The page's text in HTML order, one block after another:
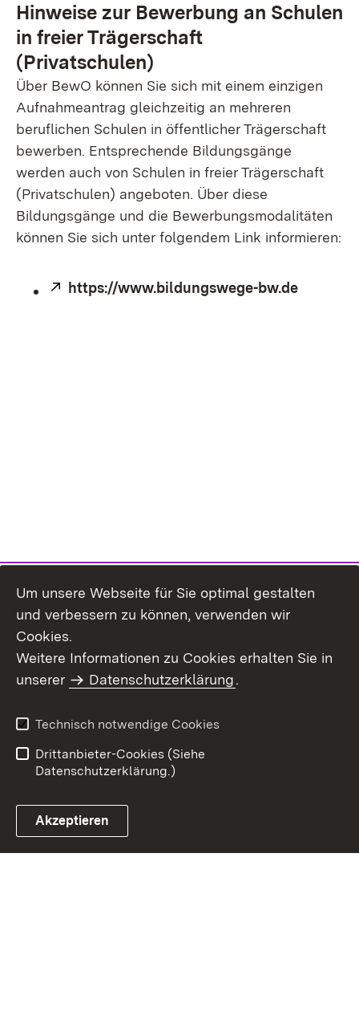
Hinweise zur Bewerbung an Schulen
in freier Trägerschaft
(Privatschulen)
Über BewO können Sie sich mit einem einzigen
Aufnahmeantrag gleichzeitig an mehreren
beruflichen Schulen in öffentlicher Trägerschaft
bewerben. Entsprechende Bildungsgänge
werden auch von Schulen in freier Trägerschaft
(Privatschulen) angeboten. Über diese
Bildungsgänge und die Bewerbungsmodalitäten
können Sie sich unter folgendem Link informieren:
Extern:
https://www.bildungswege-bw.de
Benutzungshinweise
Erklärung zur
Um unsere Webseite für Sie optimal gestalten
und verbessern zu können, verwenden wir
Cookies.
Weitere Informationen zu Cookies erhalten Sie in
unserer
Datenschutzerklärung.
Technisch notwendige Cookies
Drittanbieter-Cookies (Siehe
Datenschutzerklärung.)
Akzeptieren